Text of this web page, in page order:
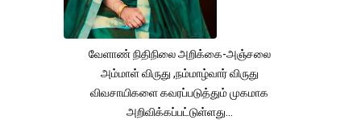
வேளாண் நிதிநிலை அறிக்கை-அஞ்சலை
அம்மாள் விருது ,நம்மாழ்வார் விருது
விவசாயிகளை கவரப்படுத்தும் முகமாக
அறிவிக்கப்பட்டுள்ளது...